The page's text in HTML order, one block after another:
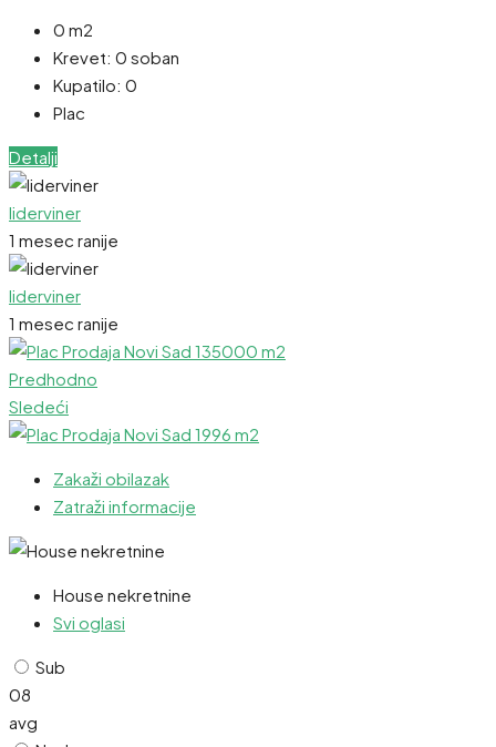
0 m2
Krevet: 0 soban
Kupatilo: 0
Plac
Detalji
liderviner
1 mesec ranije
liderviner
1 mesec ranije
Predhodno
Sledeći
Zakaži obilazak
Zatraži informacije
House nekretnine
Svi oglasi
Sub
08
avg